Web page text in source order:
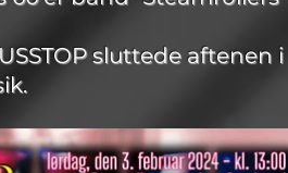
sluttede aftenen i